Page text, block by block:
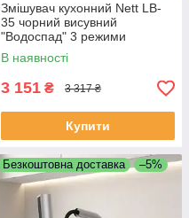
Змішувач кухонний Nett LB-
35 чорний висувний
"Водоспад" 3 режими
В наявності
3 151 ₴ 3 317 ₴
Купити
Безкоштовна доставка –5%